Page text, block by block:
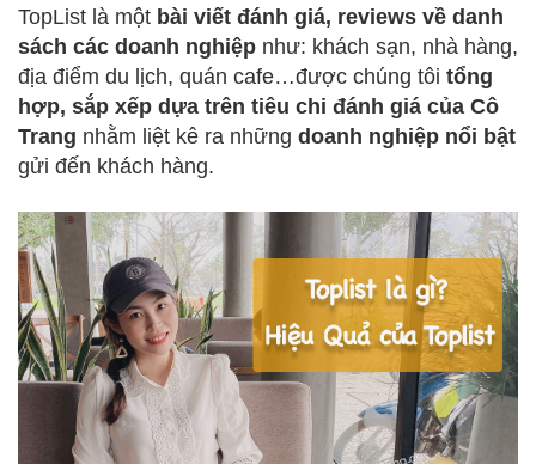
TopList là một bài viết đánh giá, reviews về danh
sách các doanh nghiệp như: khách sạn, nhà hàng,
địa điểm du lịch, quán cafe…được chúng tôi tổng
hợp, sắp xếp dựa trên tiêu chi đánh giá của Cô
Trang nhằm liệt kê ra những doanh nghiệp nổi bật
gửi đến khách hàng.